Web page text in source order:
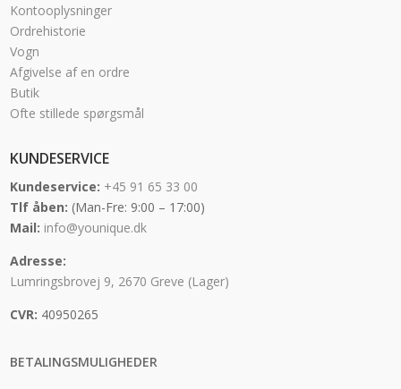
Kontooplysninger
Ordrehistorie
Vogn
Afgivelse af en ordre
Butik
Ofte stillede spørgsmål
KUNDESERVICE
Kundeservice: +45 91 65 33 00
Tlf åben: (Man-Fre: 9:00 – 17:00)
Mail: info@younique.dk
Adresse:
Lumringsbrovej 9, 2670 Greve (Lager)
CVR: 40950265
BETALINGSMULIGHEDER